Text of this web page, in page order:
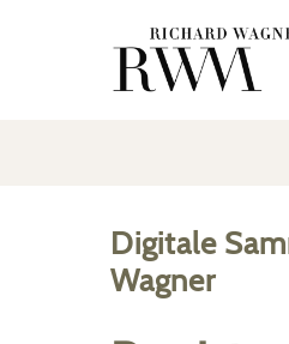
Digitale
Wagner